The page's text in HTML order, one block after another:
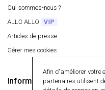
Qui sommes-nous ?
ALLO ALLO
VIP
Articles de presse
Gérer mes cookies
Informations
Afin d'améliorer votre
partenaires utilisent